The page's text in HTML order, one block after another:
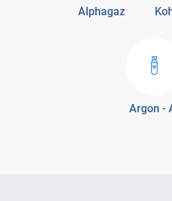
Alphagaz
Argon -